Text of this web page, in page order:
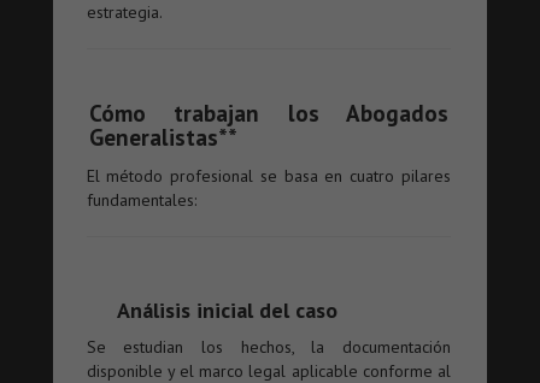
estrategia.
Cómo trabajan los Abogados
Generalistas**
El método profesional se basa en cuatro pilares
fundamentales:
Análisis inicial del caso
Se estudian los hechos, la documentación
disponible y el marco legal aplicable conforme al